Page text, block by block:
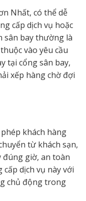
Nhất, có thể dễ
cấp dịch vụ hoặc
sân bay thường là
vào yêu cầu
tại cổng sân bay,
xếp hàng chờ đợi
khách hàng
từ khách sạn,
đúng giờ, an toàn
dịch vụ này với
chủ động trong